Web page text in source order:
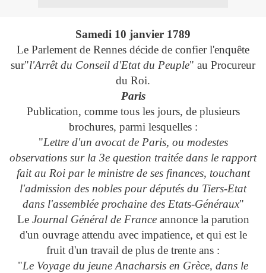
Samedi 10 janvier 1789
Le Parlement de Rennes décide de confier l'enquête
sur"l'Arrêt du Conseil d'Etat du Peuple" au Procureur
du Roi.
Paris
Publication, comme tous les jours, de plusieurs
brochures, parmi lesquelles :
"Lettre d'un avocat de Paris, ou modestes
observations sur la 3e question traitée dans le rapport
fait au Roi par le ministre de ses finances, touchant
l'admission des nobles pour députés du Tiers-Etat
dans l'assemblée prochaine des Etats-Généraux"
Le Journal Général de Franceannonce la parution
d'un ouvrage attendu avec impatience, et qui est le
fruit d'un travail de plus de trente ans :
"Le Voyage du jeune Anacharsis en Grèce, dans le